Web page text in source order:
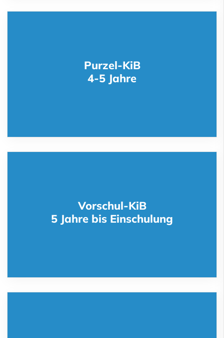
Purzel-KiB
4-5 Jahre
Vorschul-KiB
5 Jahre bis Einschulung